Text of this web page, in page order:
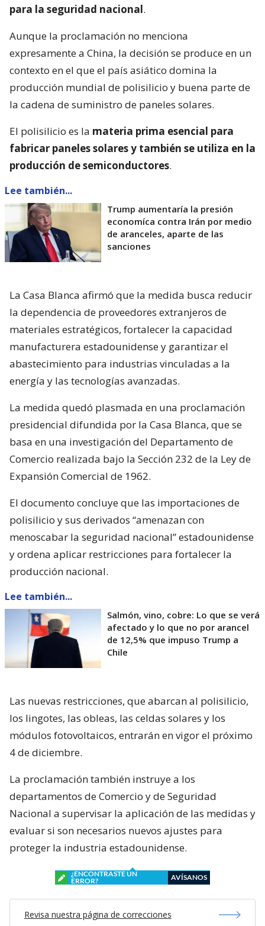
para la seguridad nacional.
Aunque la proclamación no menciona
expresamente a China, la decisión se produce en un
contexto en el que el país asiático domina la
producción mundial de polisilicio y buena parte de
la cadena de suministro de paneles solares.
El polisilicio es la materia prima esencial para
fabricar paneles solares y también se utiliza en la
producción de semiconductores.
Lee también...
Trump aumentaría la presión
economíca contra Irán por medio
de aranceles, aparte de las
sanciones
La Casa Blanca afirmó que la medida busca reducir
la dependencia de proveedores extranjeros de
materiales estratégicos, fortalecer la capacidad
manufacturera estadounidense y garantizar el
abastecimiento para industrias vinculadas a la
energía y las tecnologías avanzadas.
La medida quedó plasmada en una proclamación
presidencial difundida por la Casa Blanca, que se
basa en una investigación del Departamento de
Comercio realizada bajo la Sección 232 de la Ley de
Expansión Comercial de 1962.
El documento concluye que las importaciones de
polisilicio y sus derivados “amenazan con
menoscabar la seguridad nacional” estadounidense
y ordena aplicar restricciones para fortalecer la
producción nacional.
Lee también...
Salmón, vino, cobre: Lo que se verá
afectado y lo que no por arancel
de 12,5% que impuso Trump a
Chile
Las nuevas restricciones, que abarcan al polisilicio,
los lingotes, las obleas, las celdas solares y los
módulos fotovoltaicos, entrarán en vigor el próximo
4 de diciembre.
La proclamación también instruye a los
departamentos de Comercio y de Seguridad
Nacional a supervisar la aplicación de las medidas y
evaluar si son necesarios nuevos ajustes para
proteger la industria estadounidense.
¿ENCONTRASTE UN
ERROR?
AVÍSANOS
Revisa nuestra página de correcciones